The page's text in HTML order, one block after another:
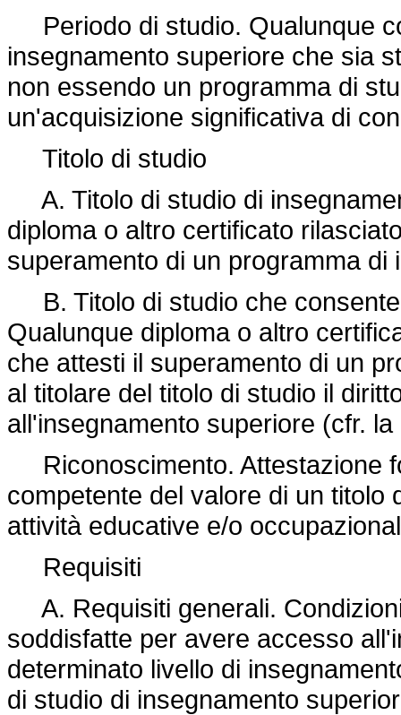
Periodo di studio. Qualunque
insegnamento superiore che sia
non essendo un programma di
un'acquisizione significativa di
Titolo di studio
A. Titolo di studio di
diploma o altro certificato
superamento di un programma di
B. Titolo di studio che
Qualunque diploma o altro
che attesti il superamento di un
al titolare del titolo di studio il
all'insegnamento superiore (cfr.
Riconoscimento. Attestazione
competente del valore di un titolo
attività educative e/o
Requisiti
A. Requisiti generali.
soddisfatte per avere accesso
determinato livello di
di studio di insegnamento